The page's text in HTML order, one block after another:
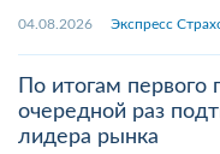
04.08.2026 Экспресс
По итогам первого
очередной раз
лидера рынка